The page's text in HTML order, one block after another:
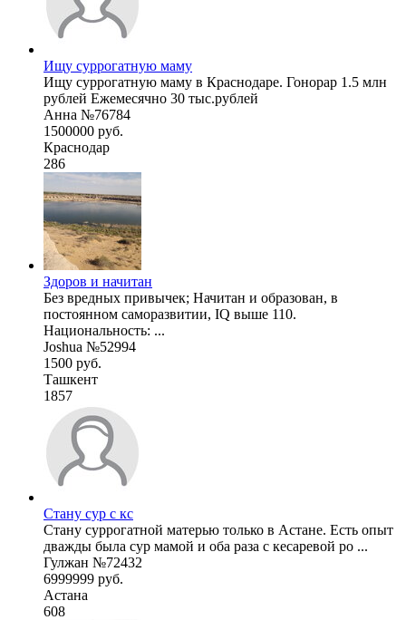
Ищу суррогатную маму
Ищу суррогатную маму в Краснодаре. Гонорар 1.5 млн
рублей Ежемесячно 30 тыс.рублей
Анна №76784
1500000 руб.
Краснодар
286
Здоров и начитан
Без вредных привычек; Начитан и образован, в
постоянном саморазвитии, IQ выше 110.
Национальность: ...
Joshua №52994
1500 руб.
Ташкент
1857
Стану сур с кс
Стану суррогатной матерью только в Астане. Есть опыт
дважды была сур мамой и оба раза с кесаревой ро ...
Гулжан №72432
6999999 руб.
Астана
608